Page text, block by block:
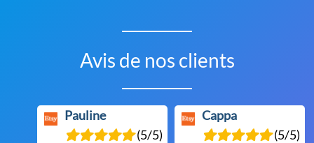
Avis de nos clients
Pauline
(5/5)
Cappa
(5/5)